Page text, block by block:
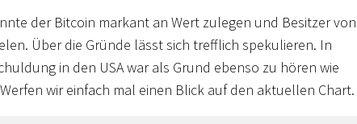
der Bitcoin markant an Wert zulegen und Besitzer von
Über die Gründe lässt sich trefflich spekulieren. In
in den USA war als Grund ebenso zu hören wie
wir einfach mal einen Blick auf den aktuellen Chart.